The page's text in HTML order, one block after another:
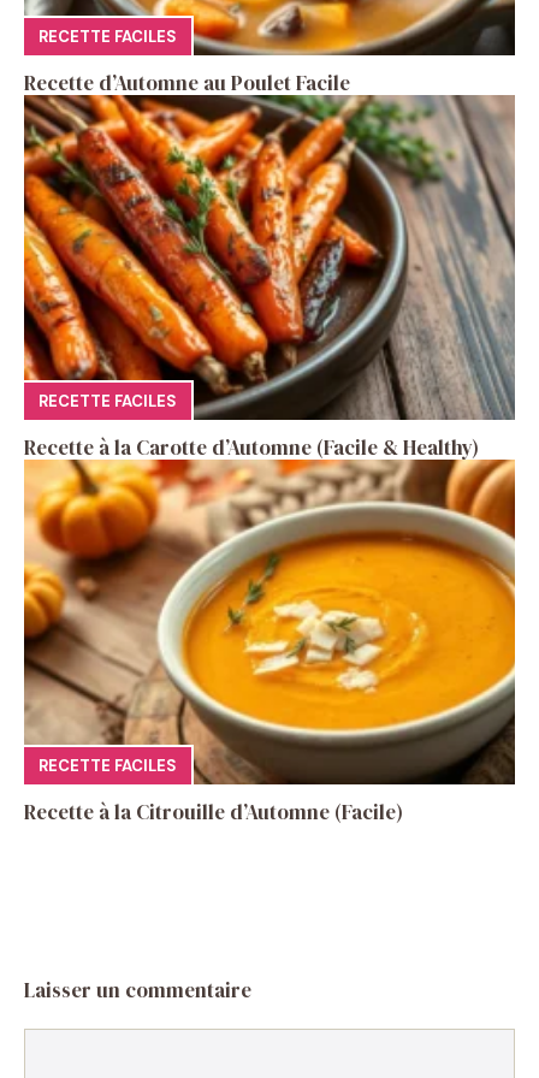
RECETTE FACILES
Recette d’Automne au Poulet Facile
RECETTE FACILES
Recette à la Carotte d’Automne (Facile & Healthy)
RECETTE FACILES
Recette à la Citrouille d’Automne (Facile)
Laisser un commentaire